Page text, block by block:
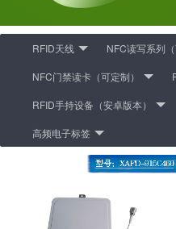
RFID天线 NFC读写系列（
NFC门禁读卡（可定制）
RFID手持设备（安卓版本）
高频电子标签